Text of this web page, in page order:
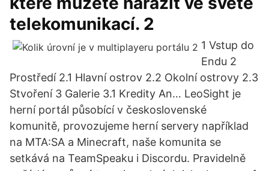
telekomunikací. 2
1 Vstup do
Endu 2
Prostředí 2.1 Hlavní ostrov 2.2 Okolní ostrovy 2.3
Stvoření 3 Galerie 3.1 Kredity An… LeoSight je
herní portál působící v československé
komunitě, provozujeme herní servery například
na MTA:SA a Minecraft, naše komunita se
setkává na TeamSpeaku i Discordu. Pravidelně